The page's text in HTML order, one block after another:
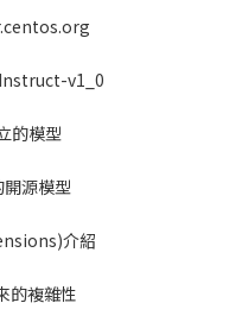
v1_0
的模型
源模型
介紹
的複雜性